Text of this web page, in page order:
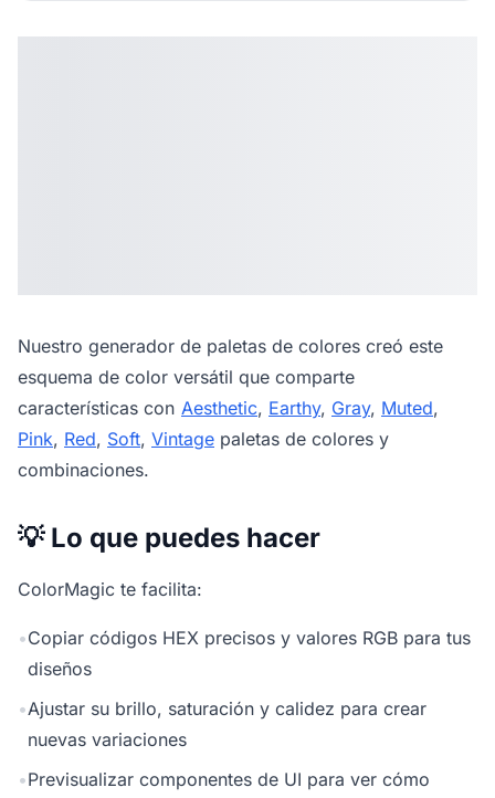
Nuestro generador de paletas de colores creó este
esquema de color versátil que comparte
características con Aesthetic, Earthy, Gray, Muted,
Pink, Red, Soft, Vintage paletas de colores y
combinaciones.
💡 Lo que puedes hacer
ColorMagic te facilita:
•Copiar códigos HEX precisos y valores RGB para tus
diseños
•Ajustar su brillo, saturación y calidez para crear
nuevas variaciones
•Previsualizar componentes de UI para ver cómo